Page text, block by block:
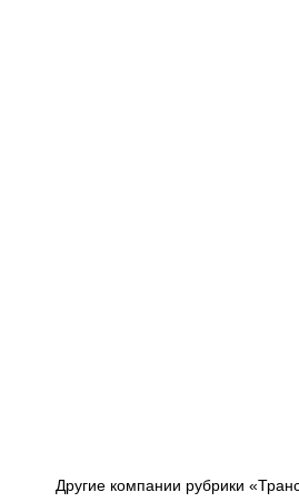
Другие компании рубрики